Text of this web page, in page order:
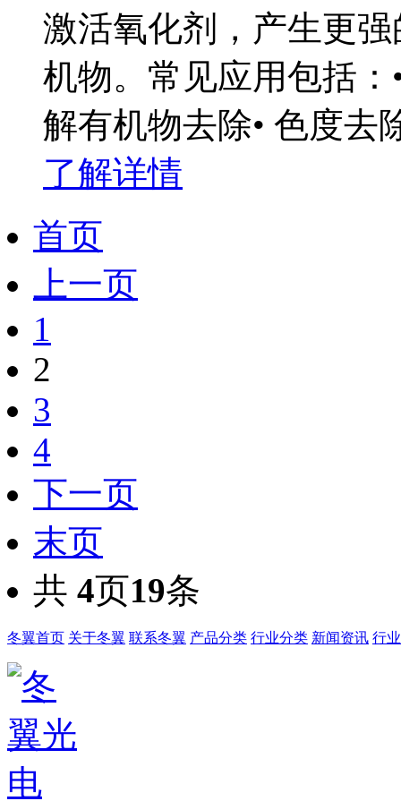
激活氧化剂，产生更
机物。常见应用包括：
解有机物去除• 色度去
了解详情
首页
上一页
1
2
3
4
下一页
末页
共 4页19条
冬翼首页 关于冬翼 联系冬翼 产品分类 行业分类 新闻资讯 行